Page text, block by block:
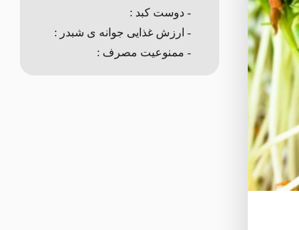
- دوست کبد :
- ارزش غذایی جوانه ی شبدر :
- ممنوعیت مصرف :